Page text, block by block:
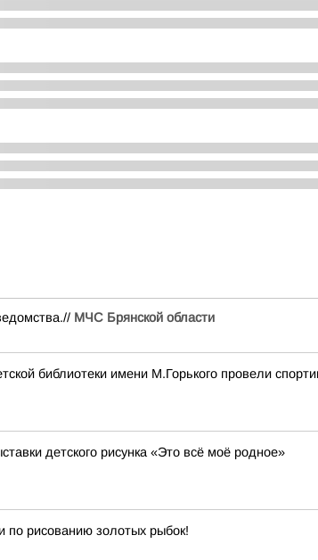
МЧС Брянской области
библиотеки имени М.Горького провели
детского рисунка «Это всё моё родное»
по рисованию золотых рыбок!